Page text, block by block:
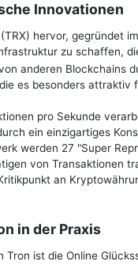
Innovationen
hervor, gegründet
zu schaffen,
anderen Blockchains
es besonders
pro Sekunde
ein einzigartiges
werden 27 "Super
von Transaktionen
an
in der Praxis
ist die Online